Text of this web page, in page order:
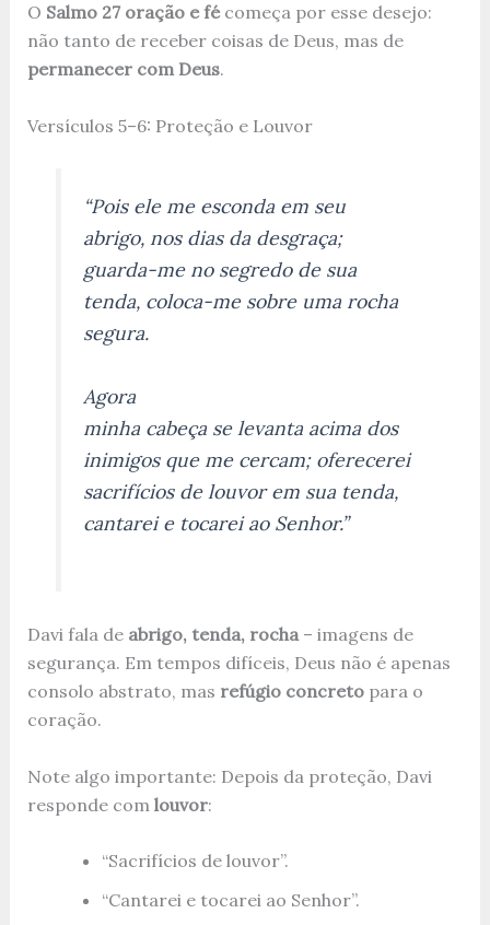
O Salmo 27 oração e fécomeça por esse desejo:
não tanto de receber coisas de Deus, mas de
permanecer com Deus.
Versículos 5–6: Proteção e Louvor
“Pois ele me esconda em seu
abrigo, nos dias da desgraça;
guarda-me no segredo de sua
tenda, coloca-me sobre uma rocha
segura.
Agora
minha cabeça se levanta acima dos
inimigos que me cercam; oferecerei
sacrifícios de louvor em sua tenda,
cantarei e tocarei ao Senhor.”
Davi fala de abrigo, tenda, rocha– imagens de
segurança. Em tempos difíceis, Deus não é apenas
consolo abstrato, mas refúgio concretopara o
coração.
Note algo importante: Depois da proteção, Davi
responde com louvor:
“Sacrifícios de louvor”.
“Cantarei e tocarei ao Senhor”.